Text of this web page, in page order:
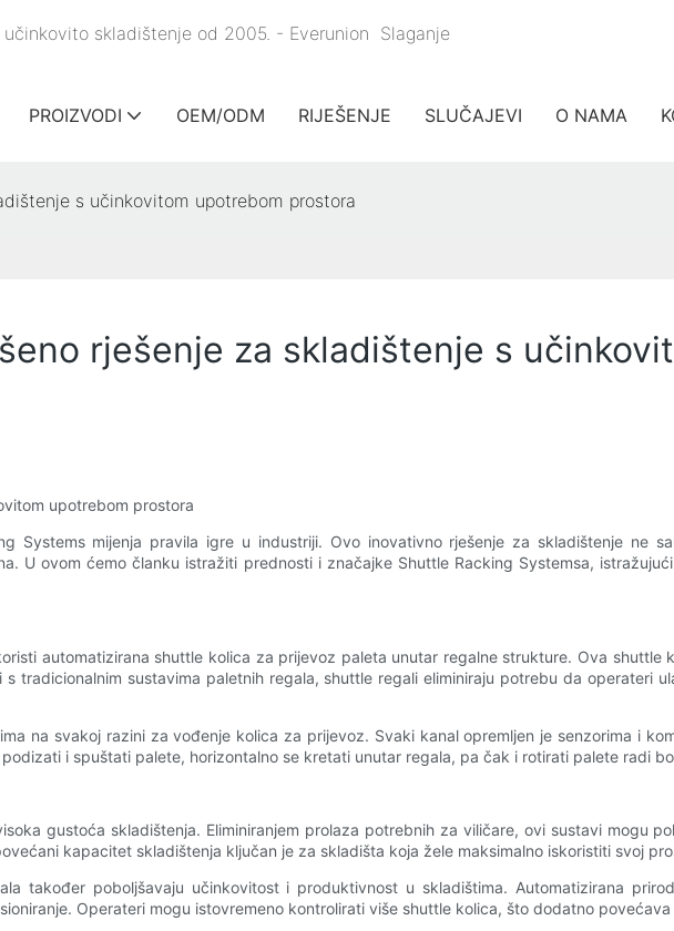
skladištenje od 2005. - Everunion Slaganje
PROIZVODI OEM/ODM RIJEŠENJE SLUČAJEVI O NAMA
s učinkovitom upotrebom prostora
rješenje za skladištenje s
upotrebom prostora
Systems mijenja pravila igre u industriji. Ovo inovativno rješenje za skladištenje ne
U ovom ćemo članku istražiti prednosti i značajke Shuttle Racking Systemsa,
automatizirana shuttle kolica za prijevoz paleta unutar regalne strukture. Ova shuttle
tradicionalnim sustavima paletnih regala, shuttle regali eliminiraju potrebu da operateri
na svakoj razini za vođenje kolica za prijevoz. Svaki kanal opremljen je senzorima i
i spuštati palete, horizontalno se kretati unutar regala, pa čak i rotirati palete radi
gustoća skladištenja. Eliminiranjem prolaza potrebnih za viličare, ovi sustavi mogu
kapacitet skladištenja ključan je za skladišta koja žele maksimalno iskoristiti svoj
također poboljšavaju učinkovitost i produktivnost u skladištima. Automatizirana
Operateri mogu istovremeno kontrolirati više shuttle kolica, što dodatno